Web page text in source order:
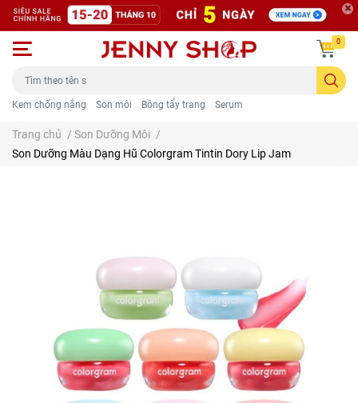
Kem chống nắng Son môi Bông tẩy trang Serum
0
Trang chủ / Son Dưỡng Môi /
Son Dưỡng Màu Dạng Hũ Colorgram Tintin Dory Lip Jam